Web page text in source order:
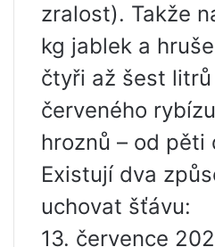
zralost). Takže
kg jablek a
čtyři až šest litrů
červeného
hroznů – od pěti
Existují dva
uchovat šťávu:
13. července